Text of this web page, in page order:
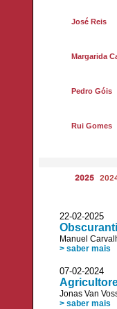
José Reis
Margarida
Pedro Góis
Rui Gomes
2025
22-02-2025
Manuel
> saber mais
07-02-
Jonas Van
> saber mais